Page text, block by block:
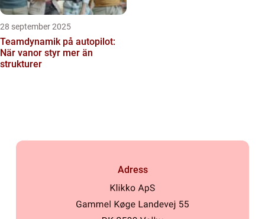
28 september 2025
Teamdynamik på autopilot:
När vanor styr mer än
strukturer
Adress